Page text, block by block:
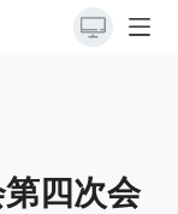
四次会